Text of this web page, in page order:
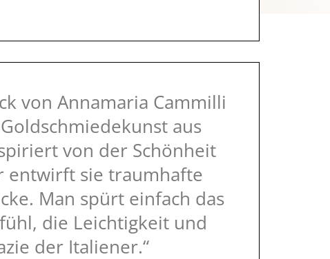
von Annamaria Cammilli
aus
von der Schönheit
entwirft sie traumhafte
Man spürt einfach das
die Leichtigkeit und
der Italiener.“